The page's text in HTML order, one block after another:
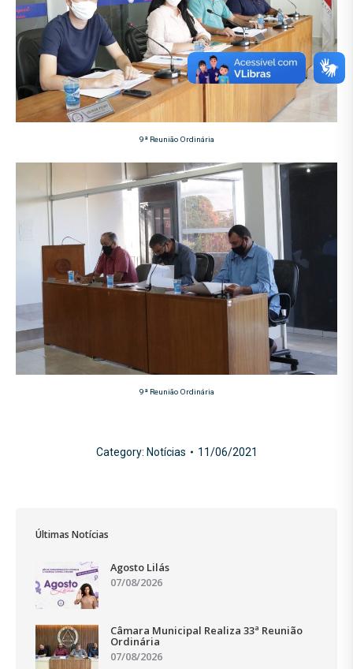
9ª Reunião Ordinária
9ª Reunião Ordinária
Category: Notícias 11/06/2021
Últimas Notícias
Agosto Lilás
07/08/2026
Câmara Municipal Realiza 33ª Reunião
Ordinária
07/08/2026